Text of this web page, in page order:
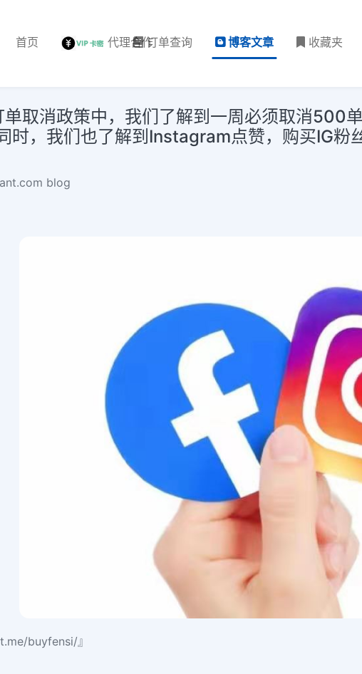
首页 代理合作订单查询 博客文章 收藏夹
取消政策中，我们了解到一周必须取消500
时，我们也了解到Instagram点赞，购买IG粉
blog
buyfensi/』